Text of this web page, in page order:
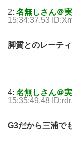
2: 名無しさん＠
15:34:37.53
脚質とのレーテ
4: 名無しさん＠
15:35:49.48
G3だから三浦で